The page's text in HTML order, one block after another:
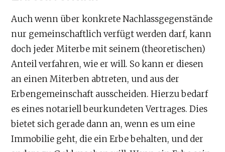
Auch wenn über konkrete Nachlassgegenstände
nur gemeinschaftlich verfügt werden darf, kann
doch jeder Miterbe mit seinem (theoretischen)
Anteil verfahren, wie er will. So kann er diesen
an einen Miterben abtreten, und aus der
Erbengemeinschaft ausscheiden. Hierzu bedarf
es eines notariell beurkundeten Vertrages. Dies
bietet sich gerade dann an, wenn es um eine
Immobilie geht, die ein Erbe behalten, und der